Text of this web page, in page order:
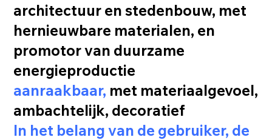
architectuur en stedenbouw, met
hernieuwbare materialen, en
promotor van duurzame
energieproductie
aanraakbaar, met materiaalgevoel,
ambachtelijk, decoratief
In het belang van de gebruiker, de